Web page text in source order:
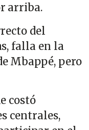
arriba.
del
falla en la
Mbappé, pero
costó
centrales,